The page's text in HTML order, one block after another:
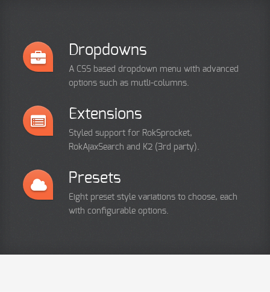
Dropdowns
A CSS based dropdown menu with advanced
options such as mutli-columns.
Extensions
Styled support for RokSprocket,
RokAjaxSearch and K2 (3rd party).
Presets
Eight preset style variations to choose, each
with configurable options.